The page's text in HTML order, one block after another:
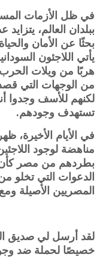
في ظل الأزمات
ببلدان العالم،
بحثًا عن الأمان
يأتي اللاجئون
هربًا من ويلات
من الوجهات التي
لكنهم للأسف وجدوا
تستهدف وجودهم.
في الأيام الأخيرة،
مناهضة لوجود
بطردهم من مصر
الدعوات التي تخلو
المصريين الأصيلة
لقد أرسل لي صديق
خصيصًا لحملة ضد